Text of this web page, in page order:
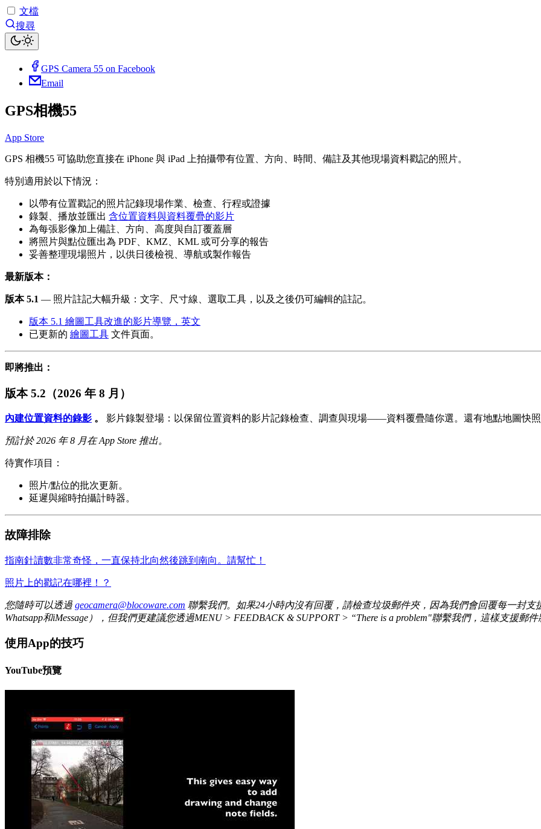
文檔
搜尋
GPS Camera 55 on Facebook
Email
GPS相機55
App Store
GPS 相機55 可協助您直接在 iPhone 與 iPad 上拍攝帶有位置、方向、時間、備註及其他現場資料戳記的照片。
特別適用於以下情況：
以帶有位置戳記的照片記錄現場作業、檢查、行程或證據
錄製、播放並匯出 含位置資料與資料覆疊的影片
為每張影像加上備註、方向、高度與自訂覆蓋層
將照片與點位匯出為 PDF、KMZ、KML 或可分享的報告
妥善整理現場照片，以供日後檢視、導航或製作報告
最新版本：
版本 5.1 — 照片註記大幅升級：文字、尺寸線、選取工具，以及之後仍可編輯的註記。
版本 5.1 繪圖工具改進的影片導覽，英文
已更新的 繪圖工具 文件頁面。
即將推出：
版本 5.2（2026 年 8 月）
內建位置資料的錄影 。 影片錄製登場：以保留位置資料的影片記錄檢查、調查與現場——資料覆疊隨你選。還有地點地圖快照
預計於 2026 年 8 月在 App Store 推出。
待實作項目：
照片/點位的批次更新。
延遲與縮時拍攝計時器。
故障排除
指南針讀數非常奇怪，一直保持北向然後跳到南向。請幫忙！
照片上的戳記在哪裡！？
您隨時可以透過 geocamera@blocoware.com 聯繫我們。如果24小時內沒有回覆，請檢查垃圾郵件夾，因為我們會回覆每一封支
Whatsapp和iMessage），但我們更建議您透過MENU > FEEDBACK & SUPPORT > “There is a problem"聯繫我們，這樣支援郵
使用App的技巧
YouTube預覽